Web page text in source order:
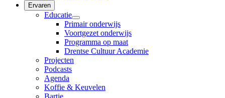
Ervaren
Educatie
Primair onderwijs
Voortgezet onderwijs
Programma op maat
Drentse Cultuur Academie
Projecten
Podcasts
Agenda
Koffie & Keuvelen
Bartje